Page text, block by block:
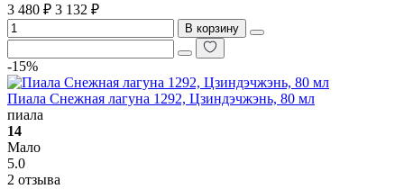
3 480 ₽ 3 132 ₽
В корзину
-15%
Пиала Снежная лагуна 1292, Цзиндэчжэнь, 80 мл
пиала
14
Мало
5.0
2 отзыва